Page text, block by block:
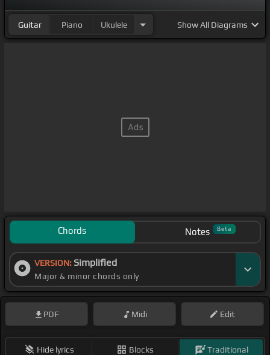
Guitar Piano Ukulele ShowAll Diagrams
Chords Notes Beta
VERSION: Simplified
Major & minor chords only
PDF Midi Edit
Hide lyrics Blocks Traditional